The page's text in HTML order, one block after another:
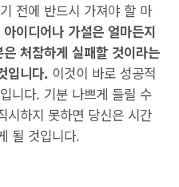
전에 반드시 가져야 할 마
아이디어나 가설은 얼마든지
처참하게 실패할 것이라는
입니다. 이것이 바로 성공적
니다. 기분 나쁘게 들릴 수
시하지 못하면 당신은 시간
될 것입니다.